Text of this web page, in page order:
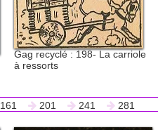
Gag recyclé : 198- La carriole
à ressorts
161 201 241 281